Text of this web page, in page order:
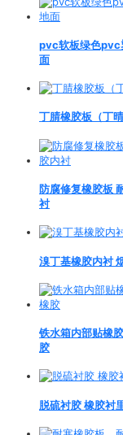
pvc软板绿色pvc
面
丁腈橡胶板（丁
防腐修复橡胶板
衬
溴丁基橡胶内衬
铁水箱内部贴橡
胶
脱硫衬胶 橡胶衬